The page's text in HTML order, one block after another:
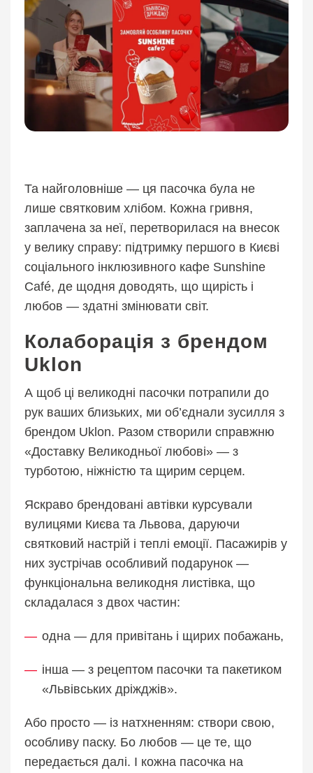
Та найголовніше — ця пасочка була не
лише святковим хлібом. Кожна гривня,
заплачена за неї, перетворилася на внесок
у велику справу: підтримку першого в Києві
соціального інклюзивного кафе Sunshine
Café, де щодня доводять, що щирість і
любов — здатні змінювати світ.
Колаборація з брендом
Uklon
А щоб ці великодні пасочки потрапили до
рук ваших близьких, ми об’єднали зусилля з
брендом Uklon. Разом створили справжню
«Доставку Великодньої любові» — з
турботою, ніжністю та щирим серцем.
Яскраво брендовані автівки курсували
вулицями Києва та Львова, даруючи
святковий настрій і теплі емоції. Пасажирів у
них зустрічав особливий подарунок —
функціональна великодня листівка, що
складалася з двох частин:
одна — для привітань і щирих побажань,
інша — з рецептом пасочки та пакетиком
«Львівських дріжджів».
Або просто — із натхненням: створи свою,
особливу паску. Бо любов — це те, що
передається далі. І кожна пасочка на